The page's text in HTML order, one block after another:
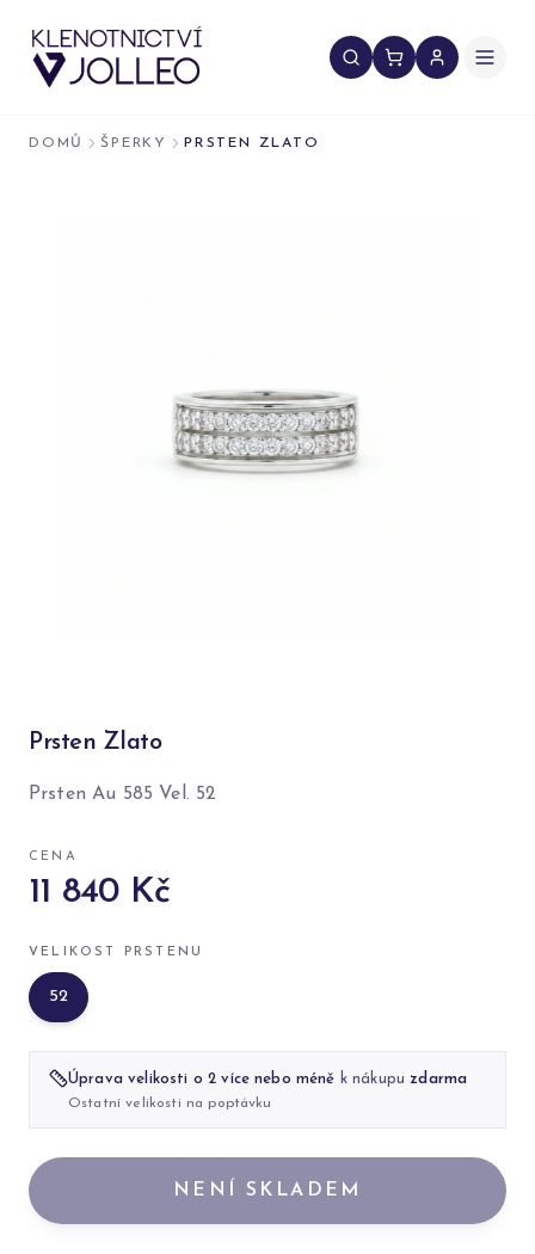
DOMŮ ŠPERKY PRSTEN ZLATO
Prsten Zlato
Prsten Au 585 Vel. 52
CENA
11 840 Kč
VELIKOST PRSTENU
52
Úprava velikosti o 2 více nebo méně k nákupu zdarma
Ostatní velikosti na poptávku
NENÍ SKLADEM